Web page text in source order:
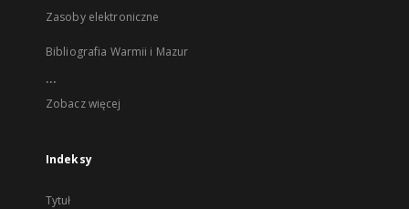
Zasoby elektroniczne
Bibliografia Warmii i Mazur
...
Zobacz więcej
Indeksy
Tytuł